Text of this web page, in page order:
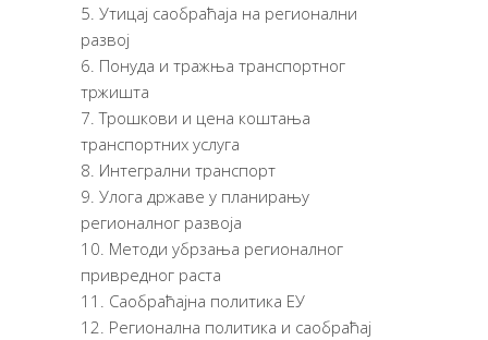
Утицај саобраћаја на регионални
развој
Понуда и тражња транспортног
тржишта
Трошкови и цена коштања
транспортних услуга
Интегрални транспорт
Улога државе у планирању
регионалног развоја
Методи убрзања регионалног
привредног раста
Саобраћајна политика ЕУ
Регионална политика и саобраћај